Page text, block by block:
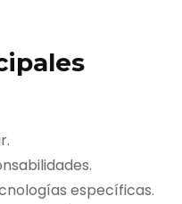
específicas.